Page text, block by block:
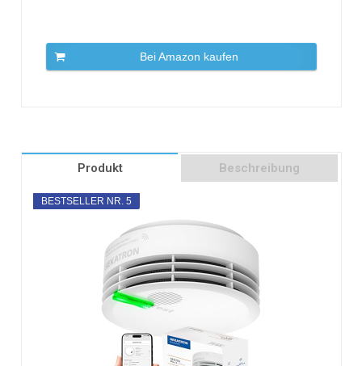
Bei Amazon kaufen
Produkt Beschreibung
BESTSELLER NR. 5